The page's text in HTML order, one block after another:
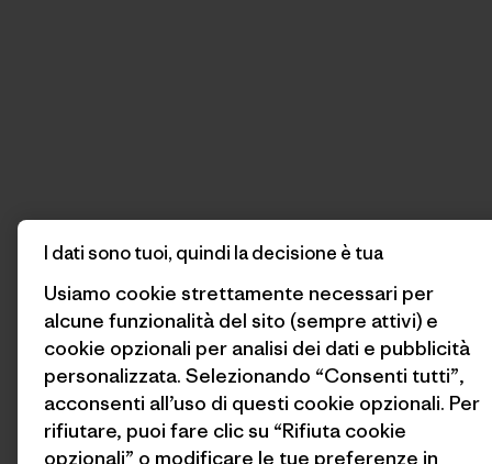
I dati sono tuoi, quindi la decisione è tua
Usiamo cookie strettamente necessari per
alcune funzionalità del sito (sempre attivi) e
cookie opzionali per analisi dei dati e pubblicità
personalizzata. Selezionando “Consenti tutti”,
acconsenti all’uso di questi cookie opzionali. Per
rifiutare, puoi fare clic su “Rifiuta cookie
opzionali” o modificare le tue preferenze in